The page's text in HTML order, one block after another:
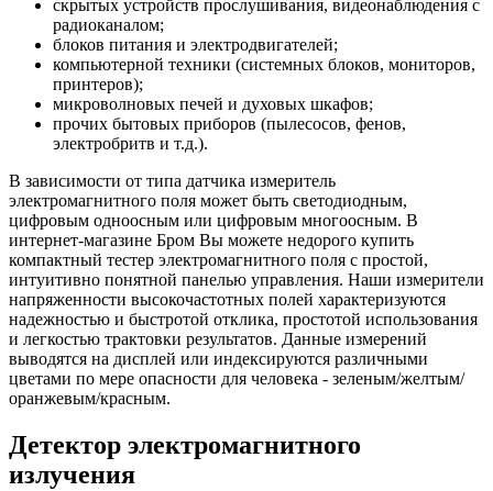
скрытых устройств прослушивания, видеонаблюдения с
радиоканалом;
блоков питания и электродвигателей;
компьютерной техники (системных блоков, мониторов,
принтеров);
микроволновых печей и духовых шкафов;
прочих бытовых приборов (пылесосов, фенов,
электробритв и т.д.).
В зависимости от типа датчика измеритель
электромагнитного поля может быть светодиодным,
цифровым одноосным или цифровым многоосным. В
интернет-магазине Бром Вы можете недорого купить
компактный тестер электромагнитного поля с простой,
интуитивно понятной панелью управления. Наши измерители
напряженности высокочастотных полей характеризуются
надежностью и быстротой отклика, простотой использования
и легкостью трактовки результатов. Данные измерений
выводятся на дисплей или индексируются различными
цветами по мере опасности для человека - зеленым/желтым/
оранжевым/красным.
Детектор электромагнитного
излучения